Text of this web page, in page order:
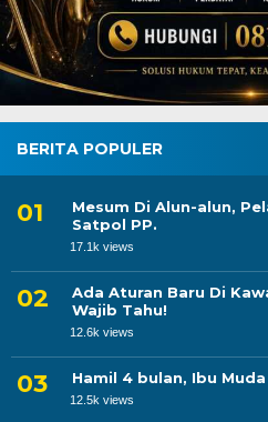
BERITA POPULER
Mesum Di Alun-alun,
Satpol PP.
17.1k views
Ada Aturan Baru Di
Wajib Tahu!
12.6k views
Hamil 4 bulan, Ibu
12.5k views